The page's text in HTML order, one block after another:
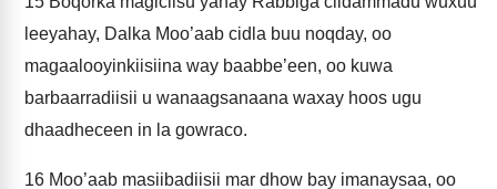
leeyahay, Dalka Moo’aab cidla buu noqday, oo
magaalooyinkiisiina way baabbe’een, oo kuwa
barbaarradiisii u wanaagsanaana waxay hoos ugu
dhaadheceen in la gowraco.
16 Moo’aab masiibadiisii mar dhow bay imanaysaa, oo